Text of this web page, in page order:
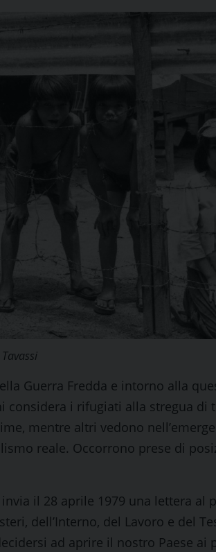
Guerra Fredda e intorno alla
considera i rifugiati alla stregua
mentre altri vedono
reale. Occorrono prese di
il 28 aprile 1979 una lettera al
dell’Interno, del Lavoro e del
ad aprire il nostro Paese ai